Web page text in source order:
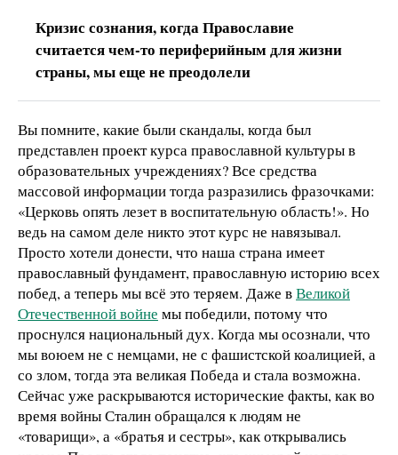
Кризис сознания, когда Православие
считается чем-то периферийным для жизни
страны, мы еще не преодолели
Вы помните, какие были скандалы, когда был
представлен проект курса православной культуры в
образовательных учреждениях? Все средства
массовой информации тогда разразились фразочками:
«Церковь опять лезет в воспитательную область!». Но
ведь на самом деле никто этот курс не навязывал.
Просто хотели донести, что наша страна имеет
православный фундамент, православную историю всех
побед, а теперь мы всё это теряем. Даже вВеликой
Отечественной войне мы победили, потому что
проснулся национальный дух. Когда мы осознали, что
мы воюем не с немцами, не с фашистской коалицией, а
со злом, тогда эта великая Победа и стала возможна.
Сейчас уже раскрываются исторические факты, как во
время войны Сталин обращался к людям не
«товарищи», а «братья и сестры», как открывались